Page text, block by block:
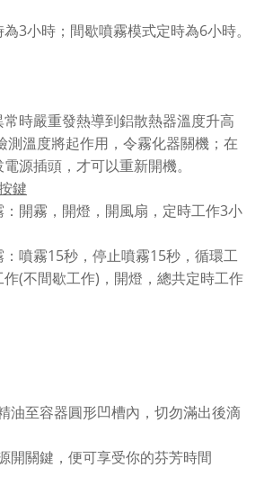
為3小時；間歇噴霧模式定時為6小時。
常時嚴重發熱導到鋁散熱器溫度升高
測溫度將起作用，令霧化器關機；在
源插頭，才可以重新開機。
鍵
開霧，開燈，開風扇，定時工作3小
：噴霧15秒，停止噴霧15秒，循環工
作(不間歇工作) ，開燈，總共定時工作
油至容器圓形凹槽內，切勿滿出後滴
開關鍵，便可享受你的芬芳時間